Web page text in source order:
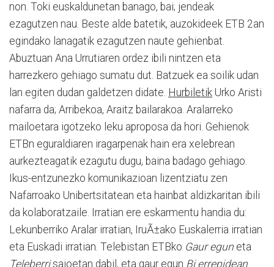
non. Toki euskaldunetan banago, bai; jendeak
ezagutzen nau. Beste alde batetik, auzokideek ETB 2an
egindako lanagatik ezagutzen naute gehienbat.
Abuztuan Ana Urrutiaren ordez ibili nintzen eta
harrezkero gehiago sumatu dut. Batzuek ea soilik udan
lan egiten dudan galdetzen didate. Hurbiletik Urko Aristi
nafarra da; Arribekoa, Araitz bailarakoa. Aralarreko
mailoetara igotzeko leku aproposa da hori. Gehienok
ETBn eguraldiaren iragarpenak hain era xelebrean
aurkezteagatik ezagutu dugu, baina badago gehiago.
Ikus-entzunezko komunikazioan lizentziatu zen
Nafarroako Unibertsitatean eta hainbat aldizkaritan ibili
da kolaboratzaile. Irratian ere eskarmentu handia du:
Lekunberriko Aralar irratian, IruÃ±ako Euskalerria irratian
eta Euskadi irratian. Telebistan ETBko Gaur egun eta
Teleberrisaioetan dabil, eta gaur egun Bi errepidean